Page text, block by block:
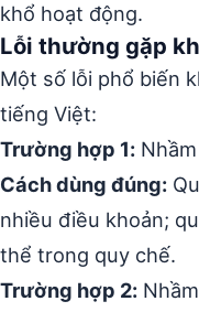
khổ hoạt động.
Lỗi thường gặp
Một số lỗi phổ biến
tiếng Việt:
Trường hợp 1:
Cách dùng đúng:
nhiều điều khoản;
thể trong quy chế.
Trường hợp 2: